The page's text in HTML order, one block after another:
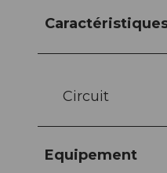
Circuit
Equipement